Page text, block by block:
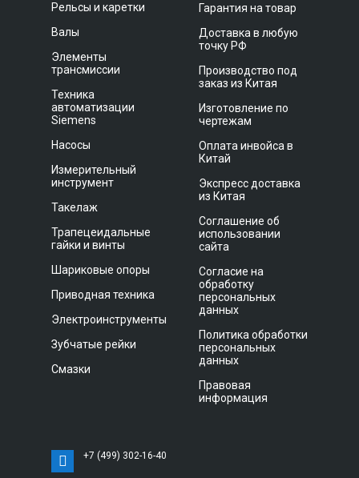
Рельсы и каретки
Валы
Элементы
трансмиссии
Техника
автоматизации
Siemens
Насосы
Измерительный
инструмент
Такелаж
Трапецеидальные
гайки и винты
Шариковые опоры
Приводная техника
Электроинструменты
Зубчатые рейки
Смазки
Гарантия на товар
Доставка в любую
точку РФ
Производство под
заказ из Китая
Изготовление по
чертежам
Оплата инвойса в
Китай
Экспресс доставка
из Китая
Соглашение об
использовании
сайта
Согласие на
обработку
персональных
данных
Политика обработки
персональных
данных
Правовая
информация
+7 (499) 302-16-40